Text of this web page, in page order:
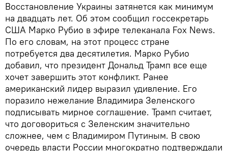
Восстановление Украины затянется как минимум
на двадцать лет. Об этом сообщил госсекретарь
США Марко Рубио в эфире телеканала Fox News.
По его словам, на этот процесс стране
потребуется два десятилетия. Марко Рубио
добавил, что президент Дональд Трамп все еще
хочет завершить этот конфликт. Ранее
американский лидер выразил удивление. Его
поразило нежелание Владимира Зеленского
подписывать мирное соглашение. Трамп считает,
что договориться с Зеленским значительно
сложнее, чем с Владимиром Путиным. В свою
очередь власти России многократно подтверждали